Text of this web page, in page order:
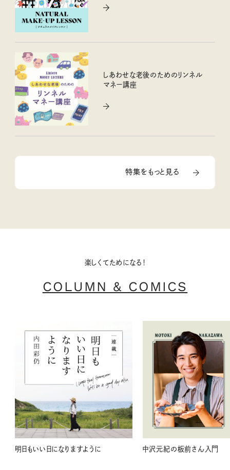
しあわせな老後のためのリンネル
マネー講座
特集をもっと見る
楽しくてためになる！
COLUMN & COMICS
明日もいい日になりますように 中沢元紀の板前さん入門